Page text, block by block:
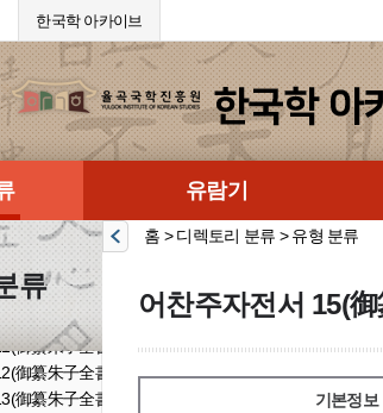
한국학 아카이브
유람기
류
寶鑑抄)
文)
纂朱子全書 1)
御纂朱子全書 2)
御纂朱子全書 3)
御纂朱子全書 4)
纂朱子全書 5)
纂朱子全書 6)
御纂朱子全書 7)
纂朱子全書 8)
御纂朱子全書 9)
御纂朱子全書 10)
御纂朱子全書 11)
御纂朱子全書 12)
御纂朱子全書 13)
홈 > 디렉토리 분류 > 유형 분류
어찬주자전서 15(
기본정보